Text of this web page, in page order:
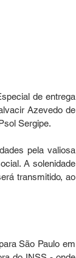
de entrega
Azevedo de
Sergipe.
pela valiosa
A solenidade
transmitido, ao
São Paulo em